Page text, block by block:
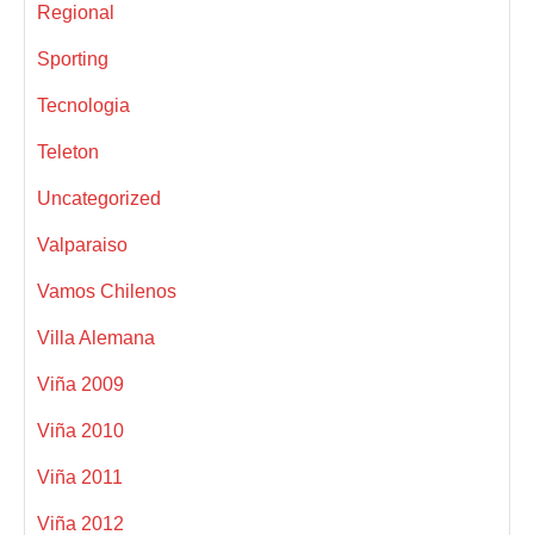
Regional
Sporting
Tecnologia
Teleton
Uncategorized
Valparaiso
Vamos Chilenos
Villa Alemana
Viña 2009
Viña 2010
Viña 2011
Viña 2012